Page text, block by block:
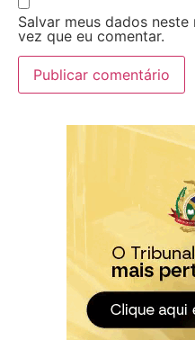
Salvar meus dados
vez que eu comentar.